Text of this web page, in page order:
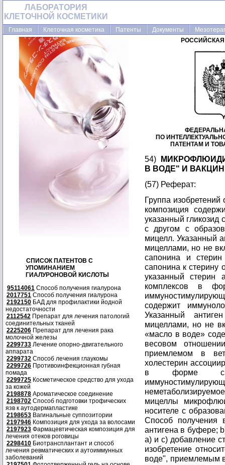
ЛАБОРАТОРИЯ
КЛЕТОЧНОЙ КОСМЕТИКИ
Главная Клеточная косметика Патенты Документы
СПИСОК ПАТЕНТОВ С
УПОМИНАНИЕМ
ГИАЛУРОНОВОЙ КИСЛОТЫ
95114061 Способ получения гиалурона
2017751 Способ получения гиалурона
2192150 БАД для профилактики йодной
недостаточности
2112542 Препарат для лечения патологий
соединительных тканей
2225206 Препарат для лечения рака
молочной железы
2299733 Лечение опорно-двигательного
аппарата
2299732 Способ лечения глаукомы
2299726 Противоинфекционная губная
помада
2299725 Косметическое средство для ухода
за кожей
2198878 Ароматическое соединение
2198702 Способ подготовки трофических
язв к аутодермапластике
2198653 Вагинальные суппозитории
2197946 Композиция для ухода за волосами
2197923 Фармацевтическая композиция для
лечения отеков роговицы
2298410 Биотрансплантант и способ
лечения ревматических и аутоиммунных
заболеваний
ПО
ПАТЕНТАМ И
54)
В ВОДЕ" И
(57) Реферат:
Группа изобретений
композиция
указанный гликозид
с другом с
мицелл. Указанный
мицеллами, но не
сапонина и
сапонина к стерину
указанный стерин
комплексов в
содержит
Указанный
мицеллами, но не
«масло в воде»
весовом
приемлемом в
холестерин
в форме
мицеллы
носителе с
Способ получения
антигена в буфере;
а) и c) добавление
изобретение
воде", приемлемым